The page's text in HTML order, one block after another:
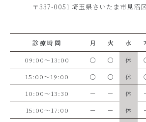
〒337-0051 埼玉県さいたま市見沼
診療時間 月 火 水
09:00～13:00 ○ ○ 休
15:00～19:00
○ ○ 休
10:00～13:30
－ － 休
15:00～17:00
－ － 休